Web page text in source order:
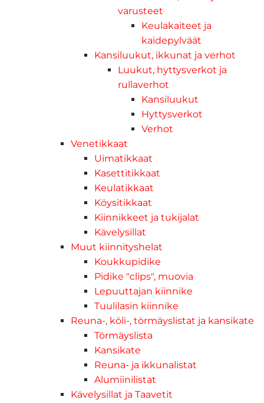
varusteet
Keulakaiteet ja
kaidepylväät
Kansiluukut, ikkunat ja verhot
Luukut, hyttysverkot ja
rullaverhot
Kansiluukut
Hyttysverkot
Verhot
Venetikkaat
Uimatikkaat
Kasettitikkaat
Keulatikkaat
Köysitikkaat
Kiinnikkeet ja tukijalat
Kävelysillat
Muut kiinnityshelat
Koukkupidike
Pidike "clips", muovia
Lepuuttajan kiinnike
Tuulilasin kiinnike
Reuna-, köli-, törmäyslistat ja kansikate
Törmäyslista
Kansikate
Reuna- ja ikkunalistat
Alumiinilistat
Kävelysillat ja Taavetit